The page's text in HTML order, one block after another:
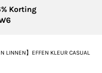
Korting
LINNEN】EFFEN KLEUR CASUAL